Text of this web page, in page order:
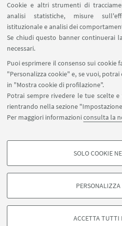
Cookie e altri strumenti di
analisi statistiche, misure
istituzionale e analisi dei
Se chiudi questo banner continuerai
necessari.
Puoi esprimere il consenso sui
"Personalizza cookie" e, se vuoi,
in "Mostra cookie di profilazione".
Potrai sempre rivedere le tue scelte
rientrando nella sezione
Per maggiori informazioniconsulta la
COOKIE DI PROFILAZIONE -
degli utenti, creare profili in base al loro
di marketing.
SOLO COOKIE
PERSONALIZZA
ACCETTA TUTTI
SEGUI IL
SEGUI
APP:
©Copyright 2026 - ALMA MATER
Bologna - Via Zamboni, 33 - 40126
Privacy
Note legali
Impostazioni